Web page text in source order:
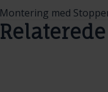
Montering med